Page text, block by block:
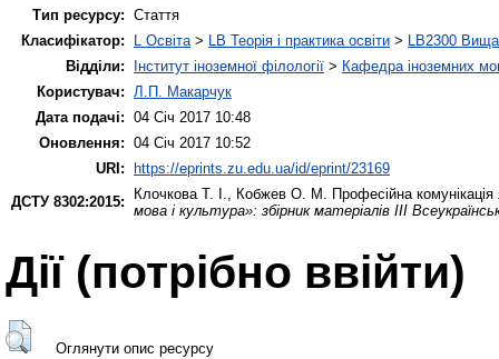
Тип ресурсу: Стаття
Класифікатор:
L Освіта> LB Теорія і практика освіти > LB2300 Вища
Відділи:
Інститут іноземної філології > Кафедра іноземних
Користувач: Л.П. Макарчук
Дата подачі: 04 Січ 2017 10:48
Оновлення: 04 Січ 2017 10:52
URI:
https://eprints.zu.edu.ua/id/eprint/23169
ДСТУ 8302:2015:
Клочкова Т. І., Кобжев О. М. Професійна
мова і культура»: збірник матеріалів IІІ
Дії ​​(потрібно ввійти)
Оглянути опис ресурсу